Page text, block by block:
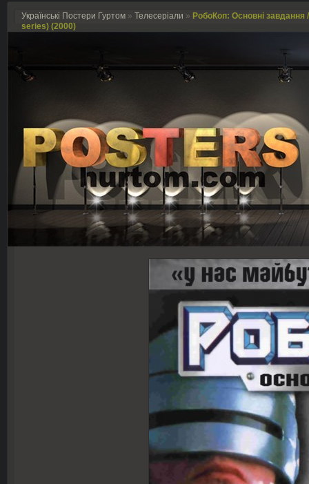
Українські Постери Гуртом » Телесеріали » РобоКоп: Основні
series) (2000)